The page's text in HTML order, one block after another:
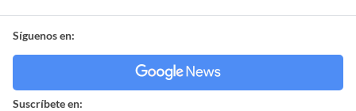
Síguenos en:
Suscríbete en: